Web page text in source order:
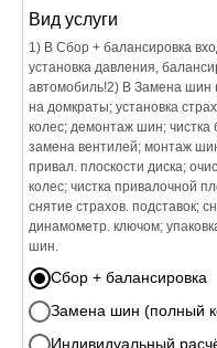
Вид услуги
1) В Сбор + балансировка
установка давления,
автомобиль!2) В Замена шин
на домкраты; установка
колес; демонтаж шин; чистка
замена вентилей; монтаж
привал. плоскости диска;
колес; чистка привалочной
снятие страхов. подставок;
динамометр. ключом;
шин.
Сбор + балансировка
Замена шин (полный
Индивидуальный